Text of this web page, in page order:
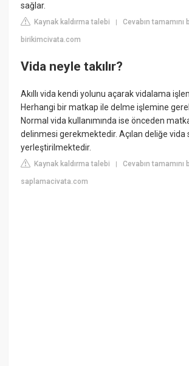
sağlar.
Kaynak kaldırma talebi |Cevabın tamamını
birikimcivata.com
Vida neyle takılır?
Akıllı vida kendi yolunu açarak vidalama
Herhangi bir matkap ile delme işlemine
Normal vida kullanımında ise önceden
delinmesi gerekmektedir. Açılan deliğe vida
yerleştirilmektedir.
Kaynak kaldırma talebi |Cevabın tamamını
saplamacivata.com